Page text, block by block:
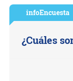
infoEncuesta
¿Cuáles